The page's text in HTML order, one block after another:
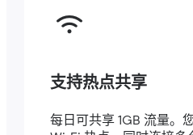
支持热点共享
每日可共享 1GB 流量。